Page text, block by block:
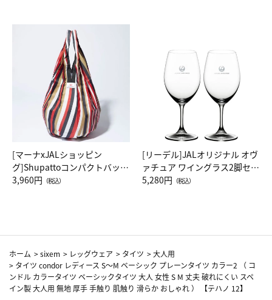
[マーナxJALショッピン
グ]Shupattoコンパクトバッグ
Drop JAL客室乗務員（LC）ス
3,960円 （税込）
[リーデル]JALオリジナル オヴ
ァチュア ワイングラス2脚セッ
ト（レッドワイン）
5,280円 （税込）
ホーム >sixem > レッグウェア > タイツ >大人用
> タイツ condor レディース S～M ベーシック プレーンタイツ カラー2 （ コ
ンドル カラータイツ ベーシックタイツ 大人 女性 S M 丈夫 破れにくい スペ
イン製 大人用 無地 厚手 手触り 肌触り 滑らか おしゃれ ） 【テハノ 12】